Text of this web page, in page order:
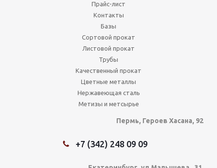
Прайс-лист
Контакты
Базы
Сортовой прокат
Листовой прокат
Трубы
Качественный прокат
Цветные металлы
Нержавеющая сталь
Метизы и метсырье
Пермь, Героев Хасана, 92
+7 (342) 248 09 09